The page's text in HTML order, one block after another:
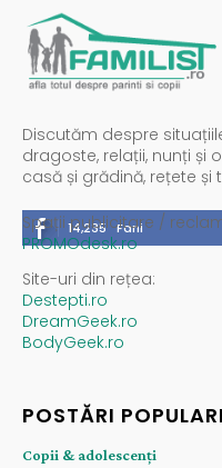
Discutăm despre
dragoste, relații, nunți și
casă și grădină, rețete și
14,235 Fani
Spații publicitare /
PROMOdesk.ro
Site-uri din rețea:
Destepti.ro
DreamGeek.ro
BodyGeek.ro
POSTĂRI
Copii & adolescenți